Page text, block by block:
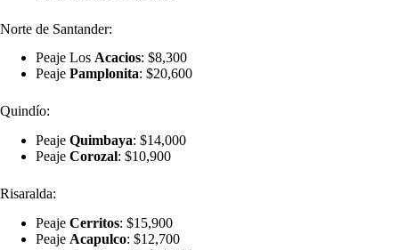
Norte de Santander:
Peaje Los Acacios: $8,300
Peaje Pamplonita: $20,600
Quindío:
Peaje Quimbaya: $14,000
Peaje Corozal: $10,900
Risaralda:
Peaje Cerritos: $15,900
Peaje Acapulco: $12,700